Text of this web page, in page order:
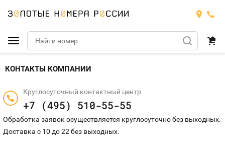
Подобрать номер
МТС
МТС
Билайн
КОНТАКТЫ КОМПАНИИ
Круглосуточный контактный центр
+7 (495) 510-55-55
Обработка заявок осуществляется круглосуточно без выходных.
Доставка с 10 до 22 без выходных.